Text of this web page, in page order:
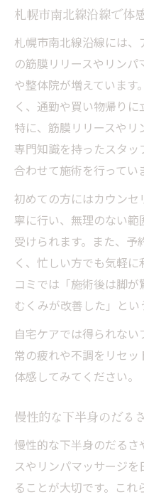
札幌市南北線沿線で体
札幌市南北線沿線には
の筋膜リリースやリン
や整体院が増えています
く、通勤や買い物帰りに
特に、筋膜リリースやリ
専門知識を持ったスタ
合わせて施術を行ってい
初めての方にはカウン
寧に行い、無理のない
受けられます。また、
く、忙しい方でも気軽
コミでは「施術後は脚
むくみが改善した」とい
自宅ケアでは得られな
常の疲れや不調をリセ
体感してみてください。
慢性的な下半身のだる
慢性的な下半身のだる
スやリンパマッサージ
ることが大切です。こ